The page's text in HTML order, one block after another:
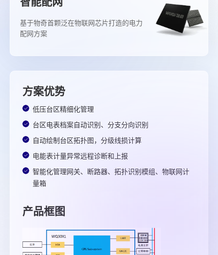
基于物奇首颗泛在物联网芯片打造的电力
配网方案
方案优势
低压台区精细化管理
台区电表档案自动识别、分支分向识别
自动绘制台区拓扑图，分级线损计算
电能表计量异常远程诊断和上报
智能化管理网关、断路器、拓扑识别模组、物联网计
量箱
产品框图